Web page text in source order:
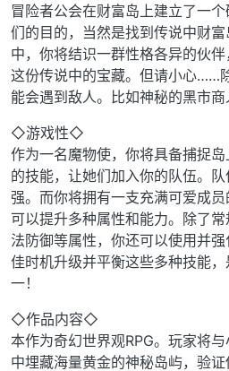
冒险者公会在财富岛上建立了一
们的目的，当然是找到传说中财
中，你将结识一群性格各异的伙
这份传说中的宝藏。但请小心……
能会遇到敌人。比如神秘的黑市
◇游戏性◇
作为一名魔物使，你将具备捕捉
的技能，让她们加入你的队伍。
强。而你将拥有一支充满可爱成
可以提升多种属性和能力。除了
法防御等属性，你还可以使用并
佳时机升级并平衡这些多种技能
一！
◇作品内容◇
本作为奇幻世界观RPG。玩家将
中埋藏海量黄金的神秘岛屿，验证